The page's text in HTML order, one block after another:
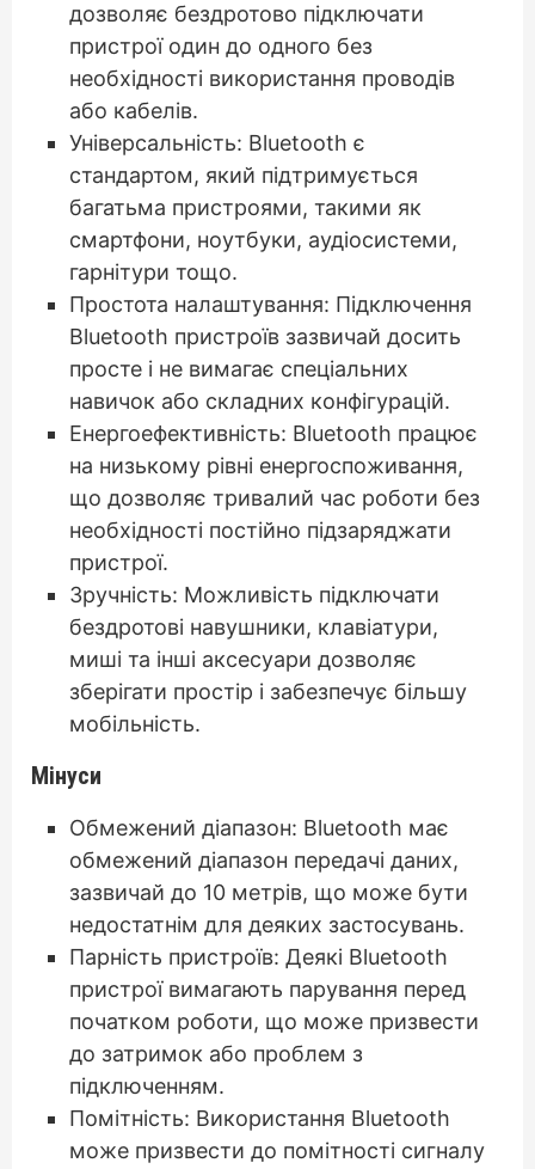
дозволяє бездротово підключати
пристрої один до одного без
необхідності використання проводів
або кабелів.
Універсальність: Bluetooth є
стандартом, який підтримується
багатьма пристроями, такими як
смартфони, ноутбуки, аудіосистеми,
гарнітури тощо.
Простота налаштування: Підключення
Bluetooth пристроїв зазвичай досить
просте і не вимагає спеціальних
навичок або складних конфігурацій.
Енергоефективність: Bluetooth працює
на низькому рівні енергоспоживання,
що дозволяє тривалий час роботи без
необхідності постійно підзаряджати
пристрої.
Зручність: Можливість підключати
бездротові навушники, клавіатури,
миші та інші аксесуари дозволяє
зберігати простір і забезпечує більшу
мобільність.
Мінуси
Обмежений діапазон: Bluetooth має
обмежений діапазон передачі даних,
зазвичай до 10 метрів, що може бути
недостатнім для деяких застосувань.
Парність пристроїв: Деякі Bluetooth
пристрої вимагають парування перед
початком роботи, що може призвести
до затримок або проблем з
підключенням.
Помітність: Використання Bluetooth
може призвести до помітності сигналу